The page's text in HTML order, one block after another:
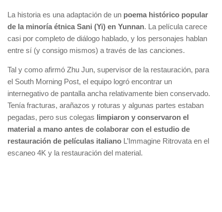
La historia es una adaptación de un poema histórico popular
de la minoría étnica Sani (Yi) en Yunnan. La película carece
casi por completo de diálogo hablado, y los personajes hablan
entre sí (y consigo mismos) a través de las canciones.
Tal y como afirmó Zhu Jun, supervisor de la restauración, para
el South Morning Post, el equipo logró encontrar un
internegativo de pantalla ancha relativamente bien conservado.
Tenía fracturas, arañazos y roturas y algunas partes estaban
pegadas, pero sus colegas limpiaron y conservaron el
material a mano antes de colaborar con el estudio de
restauración de películas italiano L’Immagine Ritrovata en el
escaneo 4K y la restauración del material.